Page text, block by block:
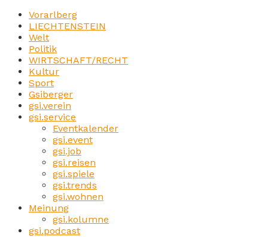
Vorarlberg
LIECHTENSTEIN
Welt
Politik
WIRTSCHAFT/RECHT
Kultur
Sport
Gsiberger
gsi.verein
gsi.service
Eventkalender
gsi.event
gsi.job
gsi.reisen
gsi.spiele
gsi.trends
gsi.wohnen
Meinung
gsi.kolumne
gsi.podcast